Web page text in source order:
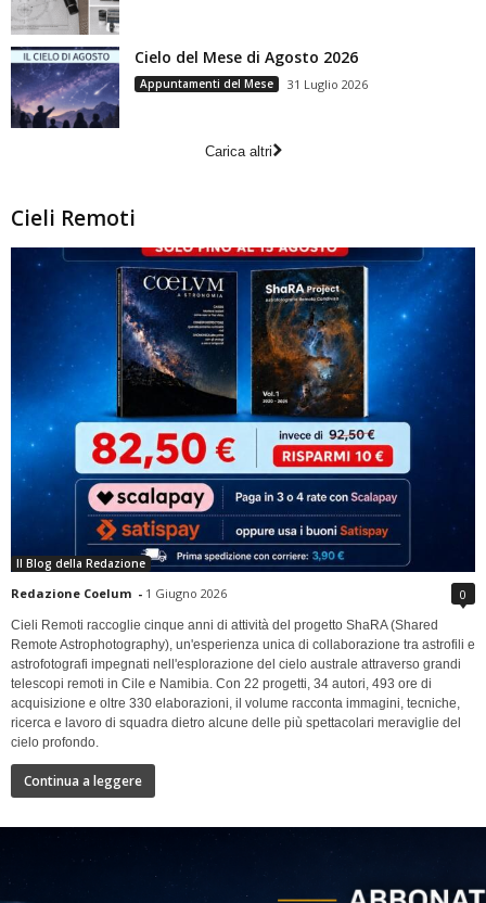
Cielo del Mese di Agosto 2026
Appuntamenti del Mese 31 Luglio 2026
Carica altri
Cieli Remoti
Il Blog della Redazione
Redazione Coelum - 1 Giugno 2026 0
Cieli Remoti raccoglie cinque anni di attività del progetto ShaRA (Shared
Remote Astrophotography), un'esperienza unica di collaborazione tra astrofili e
astrofotografi impegnati nell'esplorazione del cielo australe attraverso grandi
telescopi remoti in Cile e Namibia. Con 22 progetti, 34 autori, 493 ore di
acquisizione e oltre 330 elaborazioni, il volume racconta immagini, tecniche,
ricerca e lavoro di squadra dietro alcune delle più spettacolari meraviglie del
cielo profondo.
Continua a leggere